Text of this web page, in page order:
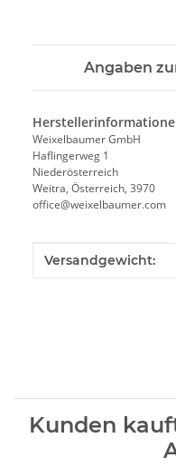
Angaben
Weixelbaumer GmbH
Haflingerweg 1
Niederösterreich
Weitra, Österreich, 3970
office@weixelbaumer.com
Produkteigenschaft
Wert
Versandgewicht:
Kunden